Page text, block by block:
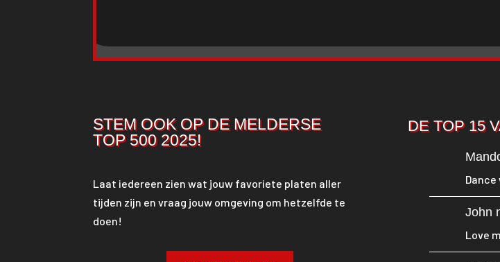
STEM OOK OP DE MELDERSE
TOP 500 2025!
Laat iedereen zien wat jouw favoriete platen aller
tijden zijn en vraag jouw omgeving om hetzelfde te
doen!
DE TOP 15
John
Love